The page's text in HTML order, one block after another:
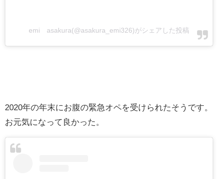
emi asakura(@asakura_emi326)がシェアした投稿
2020年の年末にお腹の緊急オペを受けられたそうです。
お元気になって良かった。